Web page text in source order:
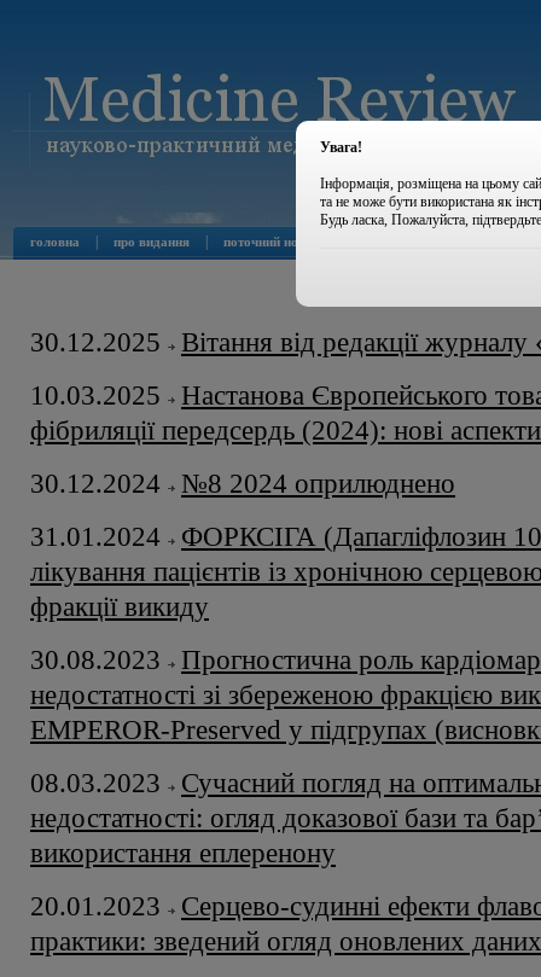
головна про видання поточний номер
30.12.2025
Вітання від редакції
10.03.2025
Настанова Європейського
фібриляції передсердь (2024): нові
30.12.2024
№8 2024 оприлюднено
31.01.2024
ФОРКСІГА (Дапагліфлозин 10
лікування пацієнтів із хронічною
фракції викиду
30.08.2023
Прогностична роль
недостатності зі збереженою фракцією
EMPEROR-Preserved у підгрупах
08.03.2023
Сучасний погляд на
недостатності: огляд доказової бази та
використання еплеренону
20.01.2023
Серцево-судинні ефекти
практики: зведений огляд оновлених даних
Увага!
Інформація, розміщена на цьому
та не може бути використана як
Будь ласка, Пожалуйста,